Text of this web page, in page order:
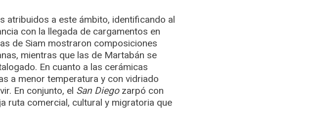
atribuidos a este ámbito, identificando al
con la llegada de cargamentos en
de Siam mostraron composiciones
mientras que las de Martabán se
En cuanto a las cerámicas
a menor temperatura y con vidriado
En conjunto, el San Diegozarpó con
ruta comercial, cultural y migratoria que